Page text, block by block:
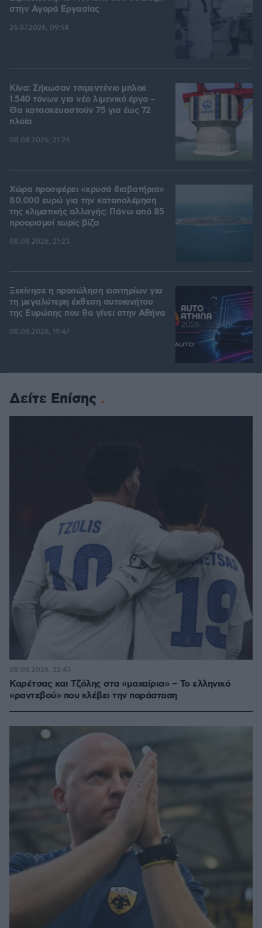
στην Aγορά Eργασίας
26.07.2026, 09:54
Κίνα: Σήκωσαν τσιμεντένιο μπλοκ
1.540 τόνων για νέο λιμενικό έργο –
Θα κατασκευαστούν 75 για έως 72
πλοία
08.08.2026, 21:24
Χώρα προσφέρει «χρυσά διαβατήρια»
80.000 ευρώ για την καταπολέμηση
της κλιματικής αλλαγής: Πάνω από 85
προορισμοί χωρίς βίζα
08.08.2026, 21:23
Ξεκίνησε η προπώληση εισιτηρίων για
τη μεγαλύτερη έκθεση αυτοκινήτου
της Ευρώπης που θα γίνει στην Αθήνα
08.08.2026, 19:47
Δείτε Επίσης
Καρέτσας και Τζόλης στα «μαχαίρια» – Το ελληνικό
«ραντεβού» που κλέβει την παράσταση
08.08.2026, 22:43